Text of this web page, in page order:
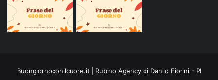
Buongiornoconilcuore.it | Rubino Agency di Danilo Fiorini - PI